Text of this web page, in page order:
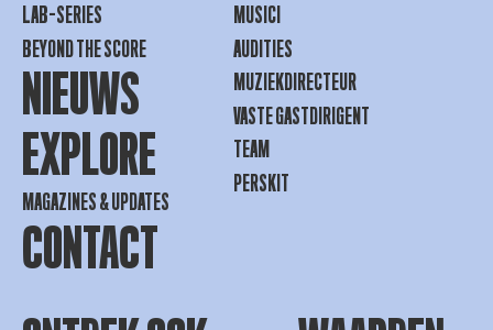
LAB-SERIES
BEYOND THE SCORE
NIEUWS
EXPLORE
MAGAZINES & UPDATES
CONTACT
MUSICI
AUDITIES
MUZIEKDIRECTEUR
VASTE GASTDIRIGENT
TEAM
PERSKIT